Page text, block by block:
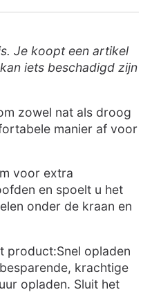
Je koopt een artikel
iets beschadigd zijn
zowel nat als droog
manier af voor
voor extra
en spoelt u het
onder de kraan en
product:Snel opladen
krachtige
opladen. Sluit het